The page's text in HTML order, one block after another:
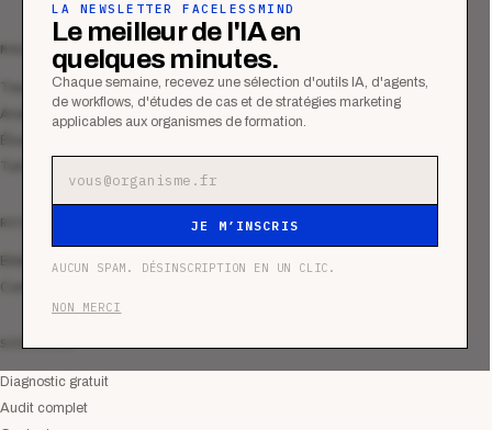
LA NEWSLETTER FACELESSMIND
Le meilleur de l'IA en
quelques minutes.
Chaque semaine, recevez une sélection d'outils IA, d'agents,
de workflows, d'études de cas et de stratégies marketing
applicables aux organismes de formation.
JE M’INSCRIS
AUCUN SPAM. DÉSINSCRIPTION EN UN CLIC.
NON MERCI
MAGAZINE
Tous les articles
Analyses
Tutoriels
RESSOURCES
Bibliothèque
Communauté
SERVICES
Diagnostic gratuit
Audit complet